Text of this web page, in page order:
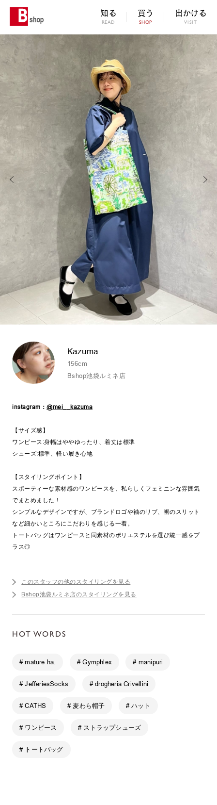
知る
READ
買う
SHOP
出かける
VISIT
Kazuma
156cm
Bshop池袋ルミネ店
instagram： @mei__kazuma
【サイズ感】
ワンピース:身幅はややゆったり、着丈は標準
シューズ:標準、軽い履き心地
【スタイリングポイント】
スポーティーな素材感のワンピースを、私らしくフェミニンな雰囲気
でまとめました！
シンプルなデザインですが、ブランドロゴや袖のリブ、裾のスリット
など細かいところにこだわりを感じる一着。
トートバッグはワンピースと同素材のポリエステルを選び統一感をプ
ラス◎
このスタッフの他のスタイリングを見る
Bshop池袋ルミネ店のスタイリングを見る
HOT WORDS
# mature ha. # Gymphlex # manipuri
# JefferiesSocks # drogheria Crivellini
# CATHS # 麦わら帽子 # ハット
# ワンピース # ストラップシューズ
# トートバッグ